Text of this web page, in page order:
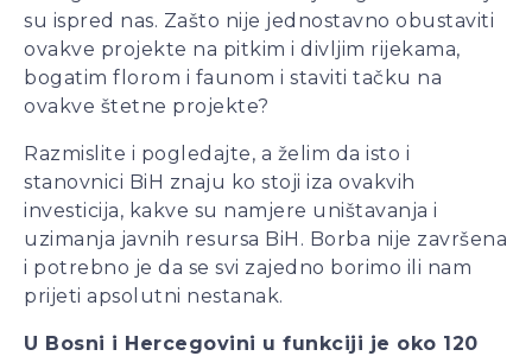
su ispred nas. Zašto nije jednostavno obustaviti
ovakve projekte na pitkim i divljim rijekama,
bogatim florom i faunom i staviti tačku na
ovakve štetne projekte?
Razmislite i pogledajte, a želim da isto i
stanovnici BiH znaju ko stoji iza ovakvih
investicija, kakve su namjere uništavanja i
uzimanja javnih resursa BiH. Borba nije završena
i potrebno je da se svi zajedno borimo ili nam
prijeti apsolutni nestanak.
U Bosni i Hercegovini u funkciji je oko 120